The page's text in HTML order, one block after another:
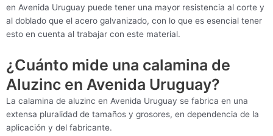
en Avenida Uruguay puede tener una mayor resistencia al corte y
al doblado que el acero galvanizado, con lo que es esencial tener
esto en cuenta al trabajar con este material.
¿Cuánto mide una calamina de
Aluzinc en Avenida Uruguay?
La calamina de aluzinc en Avenida Uruguay se fabrica en una
extensa pluralidad de tamaños y grosores, en dependencia de la
aplicación y del fabricante.